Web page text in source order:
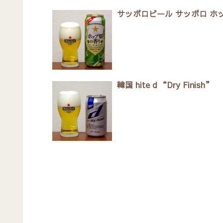
サッポロビール サッポロ ホ
韓国 hite d “Dry Finish”